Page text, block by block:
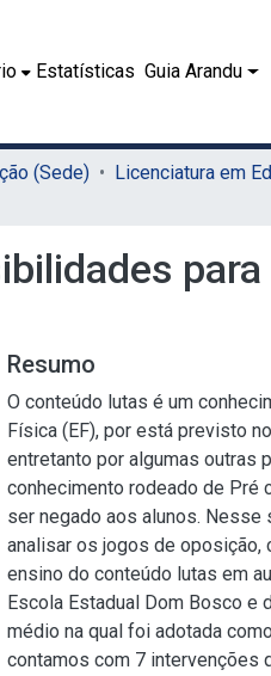
Estatísticas Guia Arandu
(Sede)
Resumo
O conteúdo lutas é um
Física (EF), por está previsto
entretanto por algumas outras
conhecimento rodeado de Pré
ser negado aos alunos.
analisar os jogos de
ensino do conteúdo lutas em
Escola Estadual Dom Bosco e
médio na qual foi adotada
contamos com 7 intervenções